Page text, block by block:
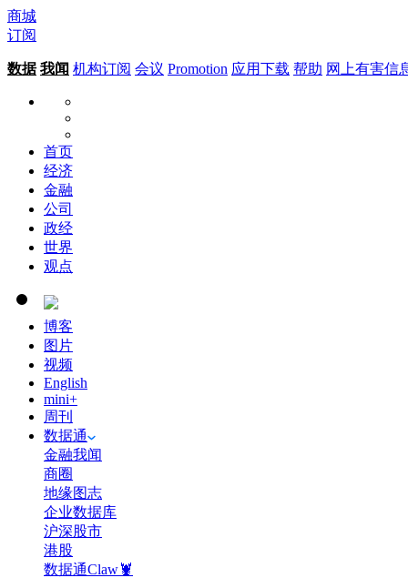
商城
订阅
数据 我闻 机构订阅 会议 Promotion 应用下载 帮助 网上有害信
首页
经济
金融
公司
政经
世界
观点
博客
图片
视频
English
mini+
周刊
数据通
金融我闻
商圈
地缘图志
企业数据库
沪深股市
港股
数据通Claw🦞